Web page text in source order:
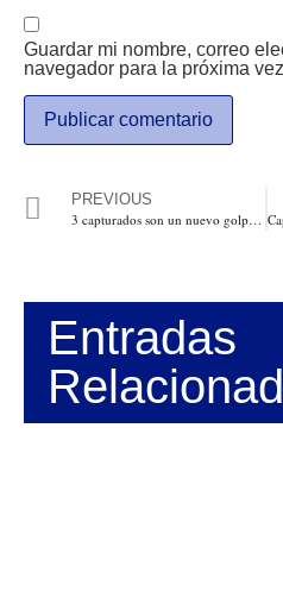
Guardar mi nombre, correo
navegador para la próxima
PREVIOUS
3 capturados son un nuevo golpe al cartel de la hemofilia en Córdoba
Entradas